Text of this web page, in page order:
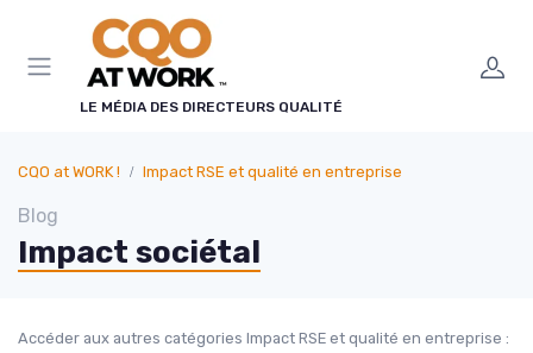
LE MÉDIA DES DIRECTEURS QUALITÉ
CQO at WORK ! Impact RSE et qualité en entreprise
Blog
Impact sociétal
Accéder aux autres catégories Impact RSE et qualité en entreprise :